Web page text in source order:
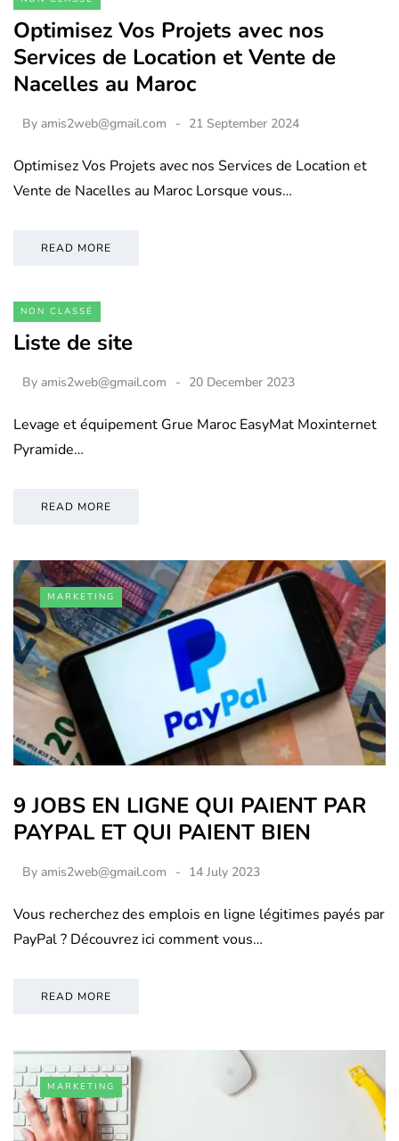
Optimisez Vos Projets avec nos
Services de Location et Vente de
Nacelles au Maroc
By amis2web@gmail.com 21 September 2024
Optimisez Vos Projets avec nos Services de Location et
Vente de Nacelles au Maroc Lorsque vous…
READ MORE
NON CLASSÉ
Liste de site
By amis2web@gmail.com 20 December 2023
Levage et équipement Grue Maroc EasyMat Moxinternet
Pyramide…
READ MORE
MARKETING
9 JOBS EN LIGNE QUI PAIENT PAR
PAYPAL ET QUI PAIENT BIEN
By amis2web@gmail.com 14 July 2023
Vous recherchez des emplois en ligne légitimes payés par
PayPal ? Découvrez ici comment vous…
READ MORE
MARKETING